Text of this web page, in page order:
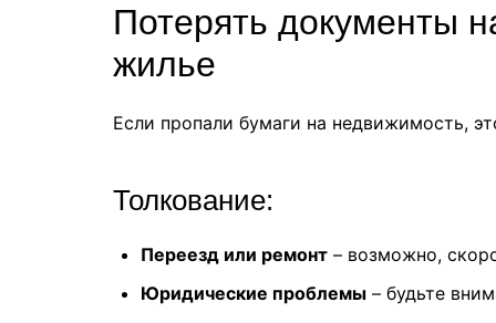
Потерять документы
жилье
Если пропали бумаги на недвижимость,
Толкование:
Переезд или ремонт – возможно,
Юридические проблемы – будьте